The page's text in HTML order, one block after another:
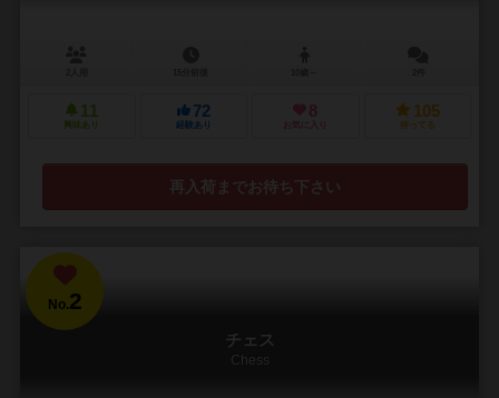
11
興味あり
72
経験あり
8
お気に入り
105
持ってる
再入荷までお待ち下さい
No.2
チェス
Chess